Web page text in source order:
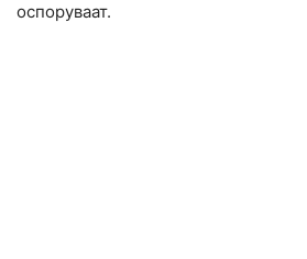
оспоруваат.